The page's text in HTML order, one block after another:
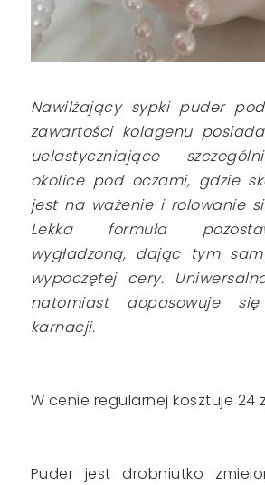
Nawilżający sypki puder
zawartości kolagenu
uelastyczniające
okolice pod oczami, gdzie
jest na ważenie i rolowanie
Lekka formuła
wygładzoną, dając tym
wypoczętej cery.
natomiast dopasowuje
karnacji.
W cenie regularnej kosztuje 24
Puder jest drobniutko